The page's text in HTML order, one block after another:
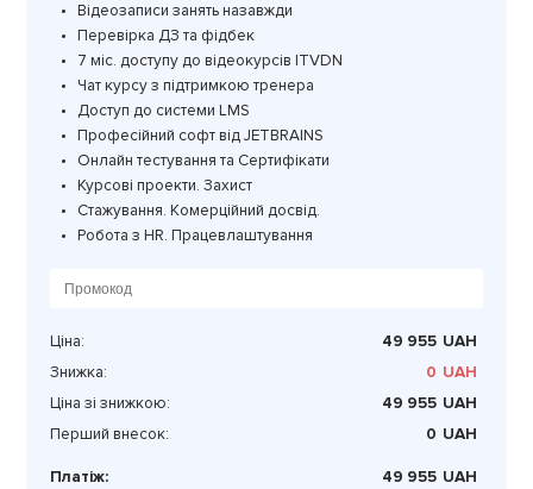
Відеозаписи занять назавжди
Перевірка ДЗ та фідбек
7 міс. доступу до відеокурсів ITVDN
Чат курсу з підтримкою тренера
Доступ до системи LMS
Професійний софт від JETBRAINS
Онлайн тестування та Сертифікати
Курсові проекти. Захист
Стажування. Комерційний досвід.
Робота з HR. Працевлаштування
Ціна: 49 955 UAH
Знижка:
0 UAH
Ціна зі знижкою:
49 955 UAH
Перший внесок:
0 UAH
Платіж: 49 955 UAH